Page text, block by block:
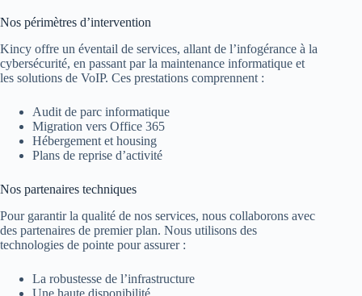
Nos périmètres d’intervention
Kincy offre un éventail de services, allant de l’infogérance à la
cybersécurité, en passant par la maintenance informatique et
les solutions de VoIP. Ces prestations comprennent :
Audit de parc informatique
Migration vers Office 365
Hébergement et housing
Plans de reprise d’activité
Nos partenaires techniques
Pour garantir la qualité de nos services, nous collaborons avec
des partenaires de premier plan. Nous utilisons des
technologies de pointe pour assurer :
La robustesse de l’infrastructure
Une haute disponibilité